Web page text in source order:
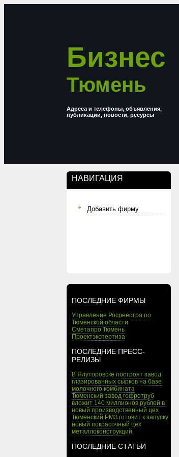
Бизнес
Тюмень
Адреса и телефоны, объявления,
публикации, новости, ресурсы
НАВИГАЦИЯ
Добавить фирму
ПОСЛЕДНИЕ ФИРМЫ
Управление Росреестра по
Тюменской области
Сметапро Тюмень
Проектэкспертиза
ПОСЛЕДНИЕ ПРЕСС-
РЕЛИЗЫ
В Ялуторовске построят завод
глазированных сырков на базе
молочного комбината
Тюменский завод гофротруб
вложит 140 миллионов рублей в
новый производственный цех
Тюменский РМЗ готовит к запуску
новый покрасочный цех
металлоконструкций
ПОСЛЕДНИЕ СТАТЬИ